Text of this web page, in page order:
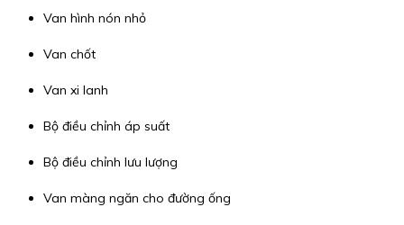
Van hình nón nhỏ
Van chốt
Van xi lanh
Bộ điều chỉnh áp suất
Bộ điều chỉnh lưu lượng
Van màng ngăn cho đường ống